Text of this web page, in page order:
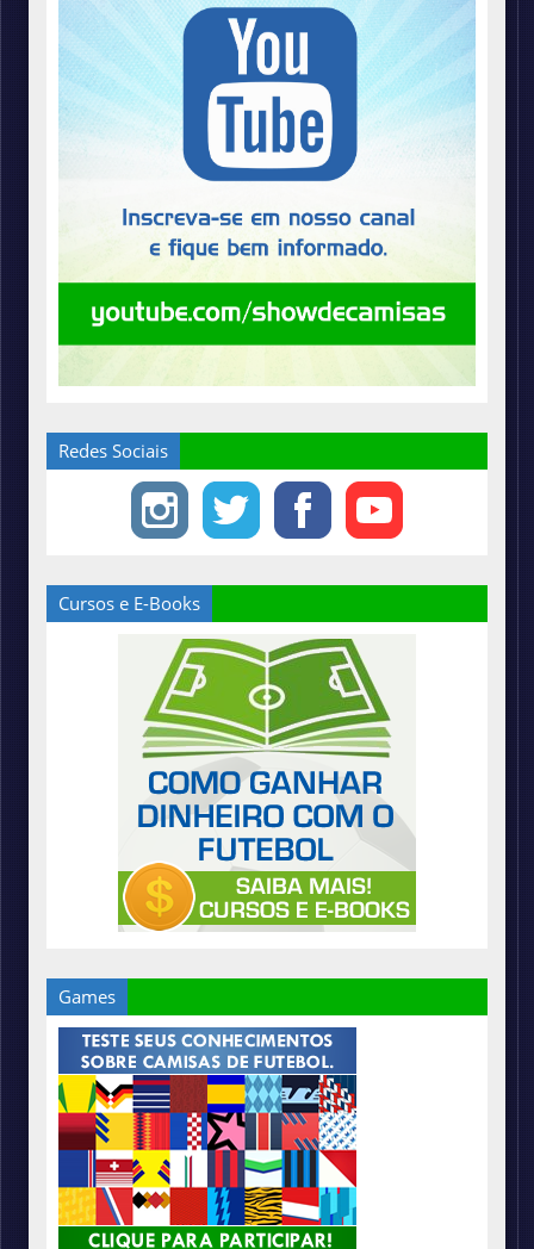
Redes Sociais
Cursos e E-Books
Games